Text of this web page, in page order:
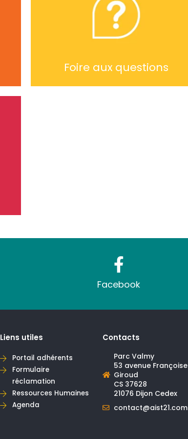
Foire aux questions
Facebook
Liens utiles
Portail adhérents
Formulaire
réclamation
Ressources Humaines
Agenda
Contacts
Parc Valmy
53 avenue Françoise
Giroud
CS 37628
21076 Dijon Cedex
contact@aist21.com